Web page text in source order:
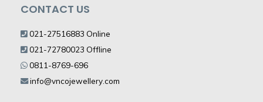
CONTACT US
021-27516883 Online
021-72780023 Offline
0811-8769-696
info@vncojewellery.com